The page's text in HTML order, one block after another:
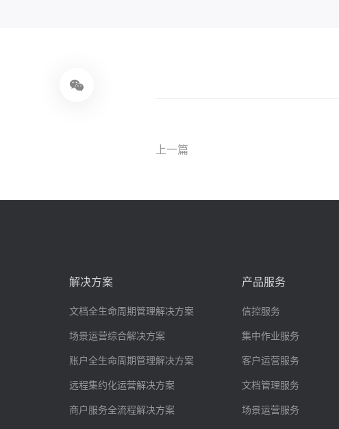
上一篇
解决方案
文档全生命周期管理解决方案
场景运营综合解决方案
账户全生命周期管理解决方案
远程集约化运营解决方案
商户服务全流程解决方案
产品服务
信控服务
集中作业服务
客户运营服务
文档管理服务
场景运营服务